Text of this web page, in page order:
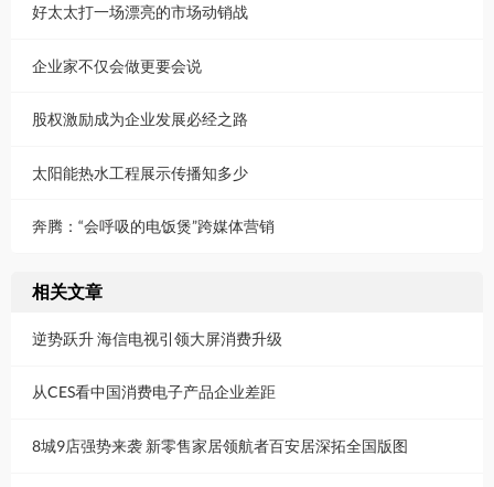
好太太打一场漂亮的市场动销战
企业家不仅会做更要会说
股权激励成为企业发展必经之路
太阳能热水工程展示传播知多少
奔腾：“会呼吸的电饭煲”跨媒体营销
相关文章
逆势跃升 海信电视引领大屏消费升级
从CES看中国消费电子产品企业差距
8城9店强势来袭 新零售家居领航者百安居深拓全国版图